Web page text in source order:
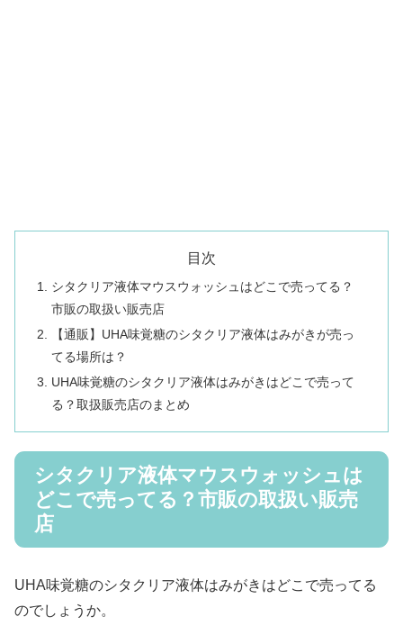
目次
シタクリア液体マウスウォッシュはどこで売ってる？
市販の取扱い販売店
【通販】UHA味覚糖のシタクリア液体はみがきが売っ
てる場所は？
UHA味覚糖のシタクリア液体はみがきはどこで売って
る？取扱販売店のまとめ
シタクリア液体マウスウォッシュは
どこで売ってる？市販の取扱い販売
店
UHA味覚糖のシタクリア液体はみがきはどこで売ってる
のでしょうか。